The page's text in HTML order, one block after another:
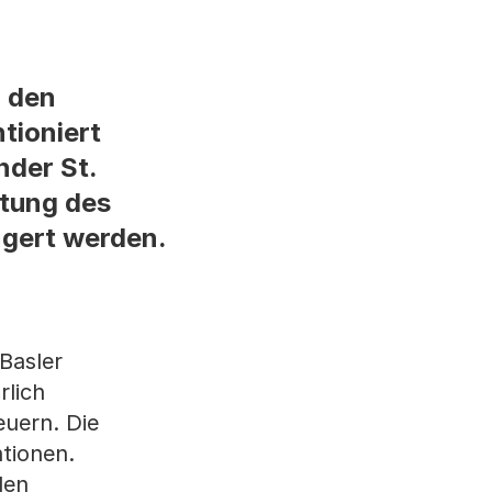
den
St.
des
werden.
Die